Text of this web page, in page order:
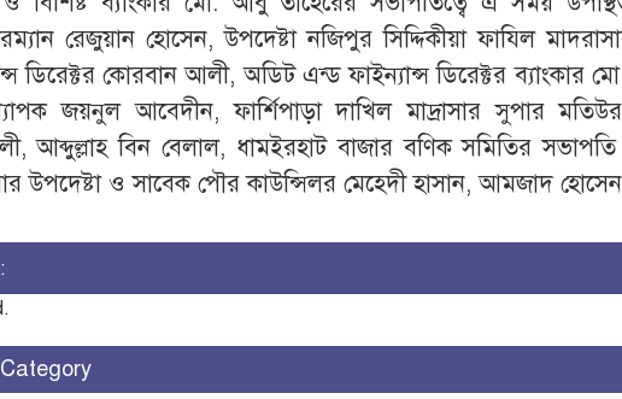
রেজুয়ান হোসেন, উপদেষ্টা নজিপুর সিদ্দিকীয়া ফাযিল
ডিরেক্টর কোরবান আলী, অডিট এন্ড ফাইন্যান্স ডিরেক্টর ব্যাংকার
জয়নুল আবেদীন, ফার্শিপাড়া দাখিল মাদ্রাসার সুপার
আব্দুল্লাহ বিন বেলাল, ধামইরহাট বাজার বণিক সমিতির
উপদেষ্টা ও সাবেক পৌর কাউন্সিলর মেহেদী হাসান, আমজাদ